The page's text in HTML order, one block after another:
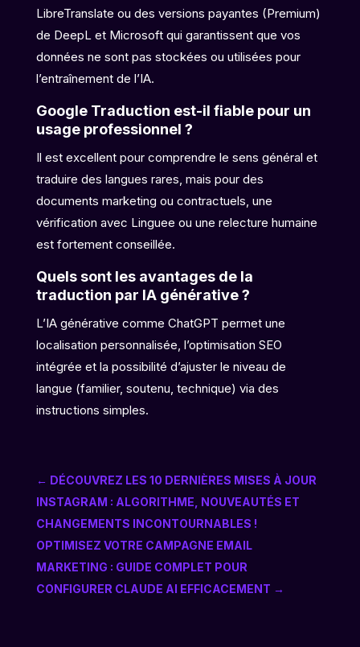
LibreTranslate ou des versions payantes (Premium)
de DeepL et Microsoft qui garantissent que vos
données ne sont pas stockées ou utilisées pour
l’entraînement de l’IA.
Google Traduction est-il fiable pour un
usage professionnel ?
Il est excellent pour comprendre le sens général et
traduire des langues rares, mais pour des
documents marketing ou contractuels, une
vérification avec Linguee ou une relecture humaine
est fortement conseillée.
Quels sont les avantages de la
traduction par IA générative ?
L’IA générative comme ChatGPT permet une
localisation personnalisée, l’optimisation SEO
intégrée et la possibilité d’ajuster le niveau de
langue (familier, soutenu, technique) via des
instructions simples.
← DÉCOUVREZ LES 10 DERNIÈRES MISES À JOUR
INSTAGRAM : ALGORITHME, NOUVEAUTÉS ET
CHANGEMENTS INCONTOURNABLES !
OPTIMISEZ VOTRE CAMPAGNE EMAIL
MARKETING : GUIDE COMPLET POUR
CONFIGURER CLAUDE AI EFFICACEMENT →